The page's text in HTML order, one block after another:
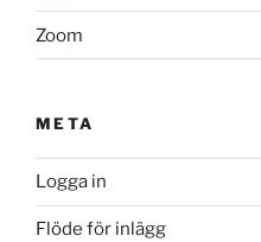
Zoom
META
Logga in
Flöde för inlägg